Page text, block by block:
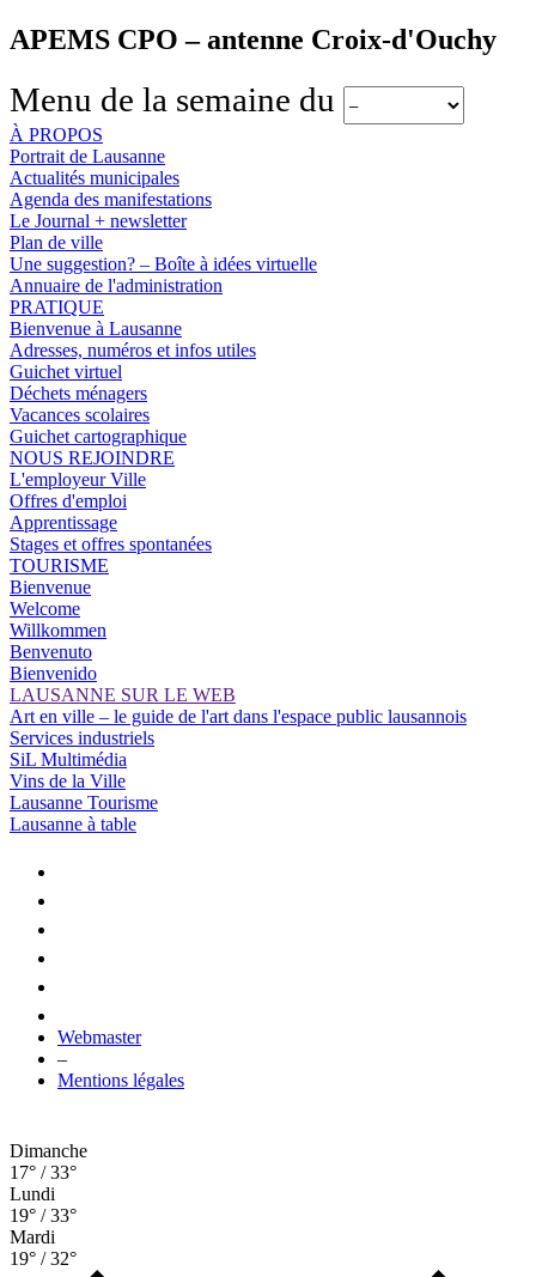
APEMS CPO – antenne Croix-d'Ouchy
Menu de la semaine du
À PROPOS
Portrait de Lausanne
Actualités municipales
Agenda des manifestations
Le Journal + newsletter
Plan de ville
Une suggestion? – Boîte à idées virtuelle
Annuaire de l'administration
PRATIQUE
Bienvenue à Lausanne
Adresses, numéros et infos utiles
Guichet virtuel
Déchets ménagers
Vacances scolaires
Guichet cartographique
NOUS REJOINDRE
L'employeur Ville
Offres d'emploi
Apprentissage
Stages et offres spontanées
TOURISME
Bienvenue
Welcome
Willkommen
Benvenuto
Bienvenido
LAUSANNE SUR LE WEB
Art en ville – le guide de l'art dans l'espace public lausannois
Services industriels
SiL Multimédia
Vins de la Ville
Lausanne Tourisme
Lausanne à table
Webmaster
–
Mentions légales
Dimanche
17° / 33°
Lundi
19° / 33°
Mardi
19° / 32°